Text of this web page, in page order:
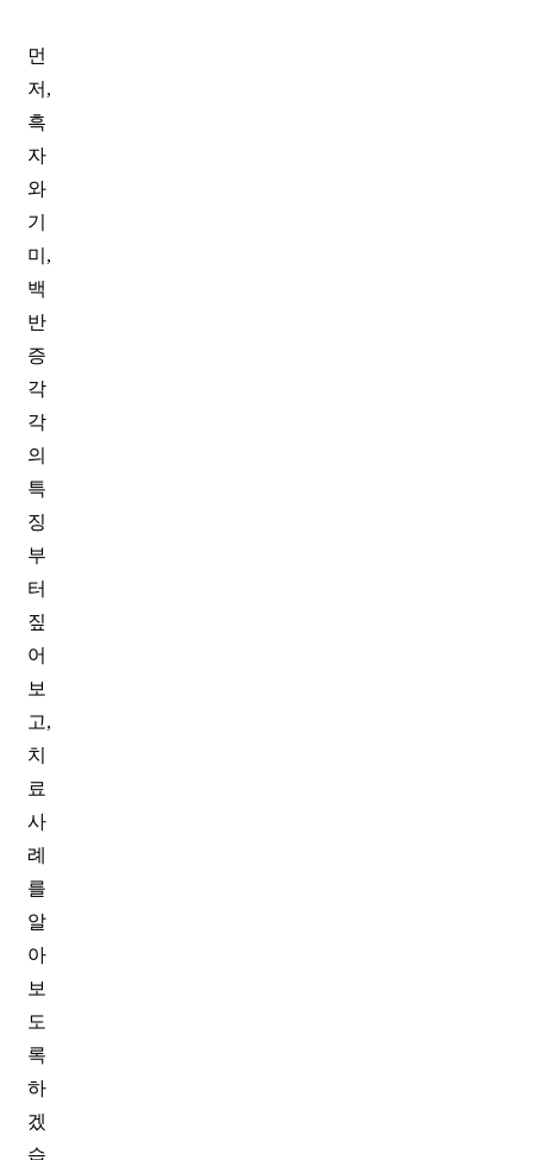
먼
저,
흑
자
와
기
미,
백
반
증
각
각
의
특
징
부
터
짚
어
보
고,
치
료
사
례
를
알
아
보
도
록
하
겠
습